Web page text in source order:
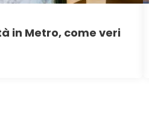
in Metro, come veri